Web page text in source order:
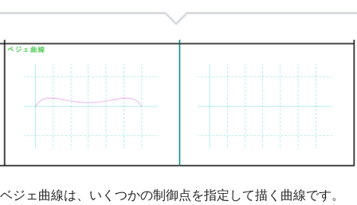
ベジェ曲線は、いくつかの制御点を指定して描く曲線です。